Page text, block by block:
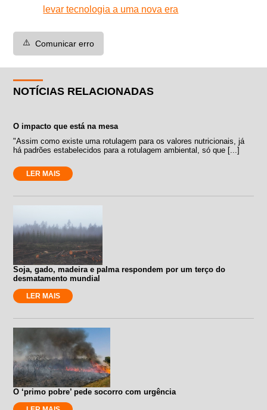
levar tecnologia a uma nova era
⚠️ Comunicar erro
NOTÍCIAS RELACIONADAS
O impacto que está na mesa
"Assim como existe uma rotulagem para os valores nutricionais, já
há padrões estabelecidos para a rotulagem ambiental, só que [...]
LER MAIS
Soja, gado, madeira e palma respondem por um terço do
desmatamento mundial
LER MAIS
O ‘primo pobre’ pede socorro com urgência